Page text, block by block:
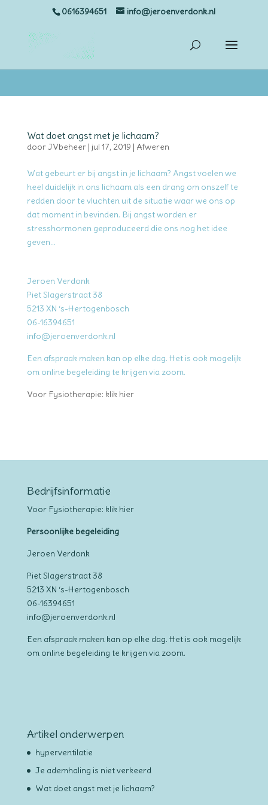
jQuery(document).ready(function(){ jQuery(“.et-social-icon
0616394651 info@jeroenverdonk.nl
Wat doet angst met je lichaam?
doorJVbeheer| jul 17, 2019 | Afweren
Wat gebeurt er bij angst in je lichaam? Angst voelen we
heel duidelijk in ons lichaam als een drang om onszelf te
redden door te vluchten uit de situatie waar we ons op
dat moment in bevinden. Bij angst worden er
stresshormonen geproduceerd die ons nog het idee
geven...
Jeroen Verdonk
Piet Slagerstraat 38
5213 XN ‘s-Hertogenbosch
06-16394651
info@jeroenverdonk.nl
Een afspraak maken kan op elke dag. Het is ook mogelijk
om online begeleiding te krijgen via zoom.
Voor Fysiotherapie: klik hier
Bedrijfsinformatie
Voor Fysiotherapie: klik hier
Persoonlijke begeleiding
Jeroen Verdonk
Piet Slagerstraat 38
5213 XN ‘s-Hertogenbosch
06-16394651
info@jeroenverdonk.nl
Een afspraak maken kan op elke dag. Het is ook mogelijk
om online begeleiding te krijgen via zoom.
Artikel onderwerpen
hyperventilatie
Je ademhaling is niet verkeerd
Wat doet angst met je lichaam?